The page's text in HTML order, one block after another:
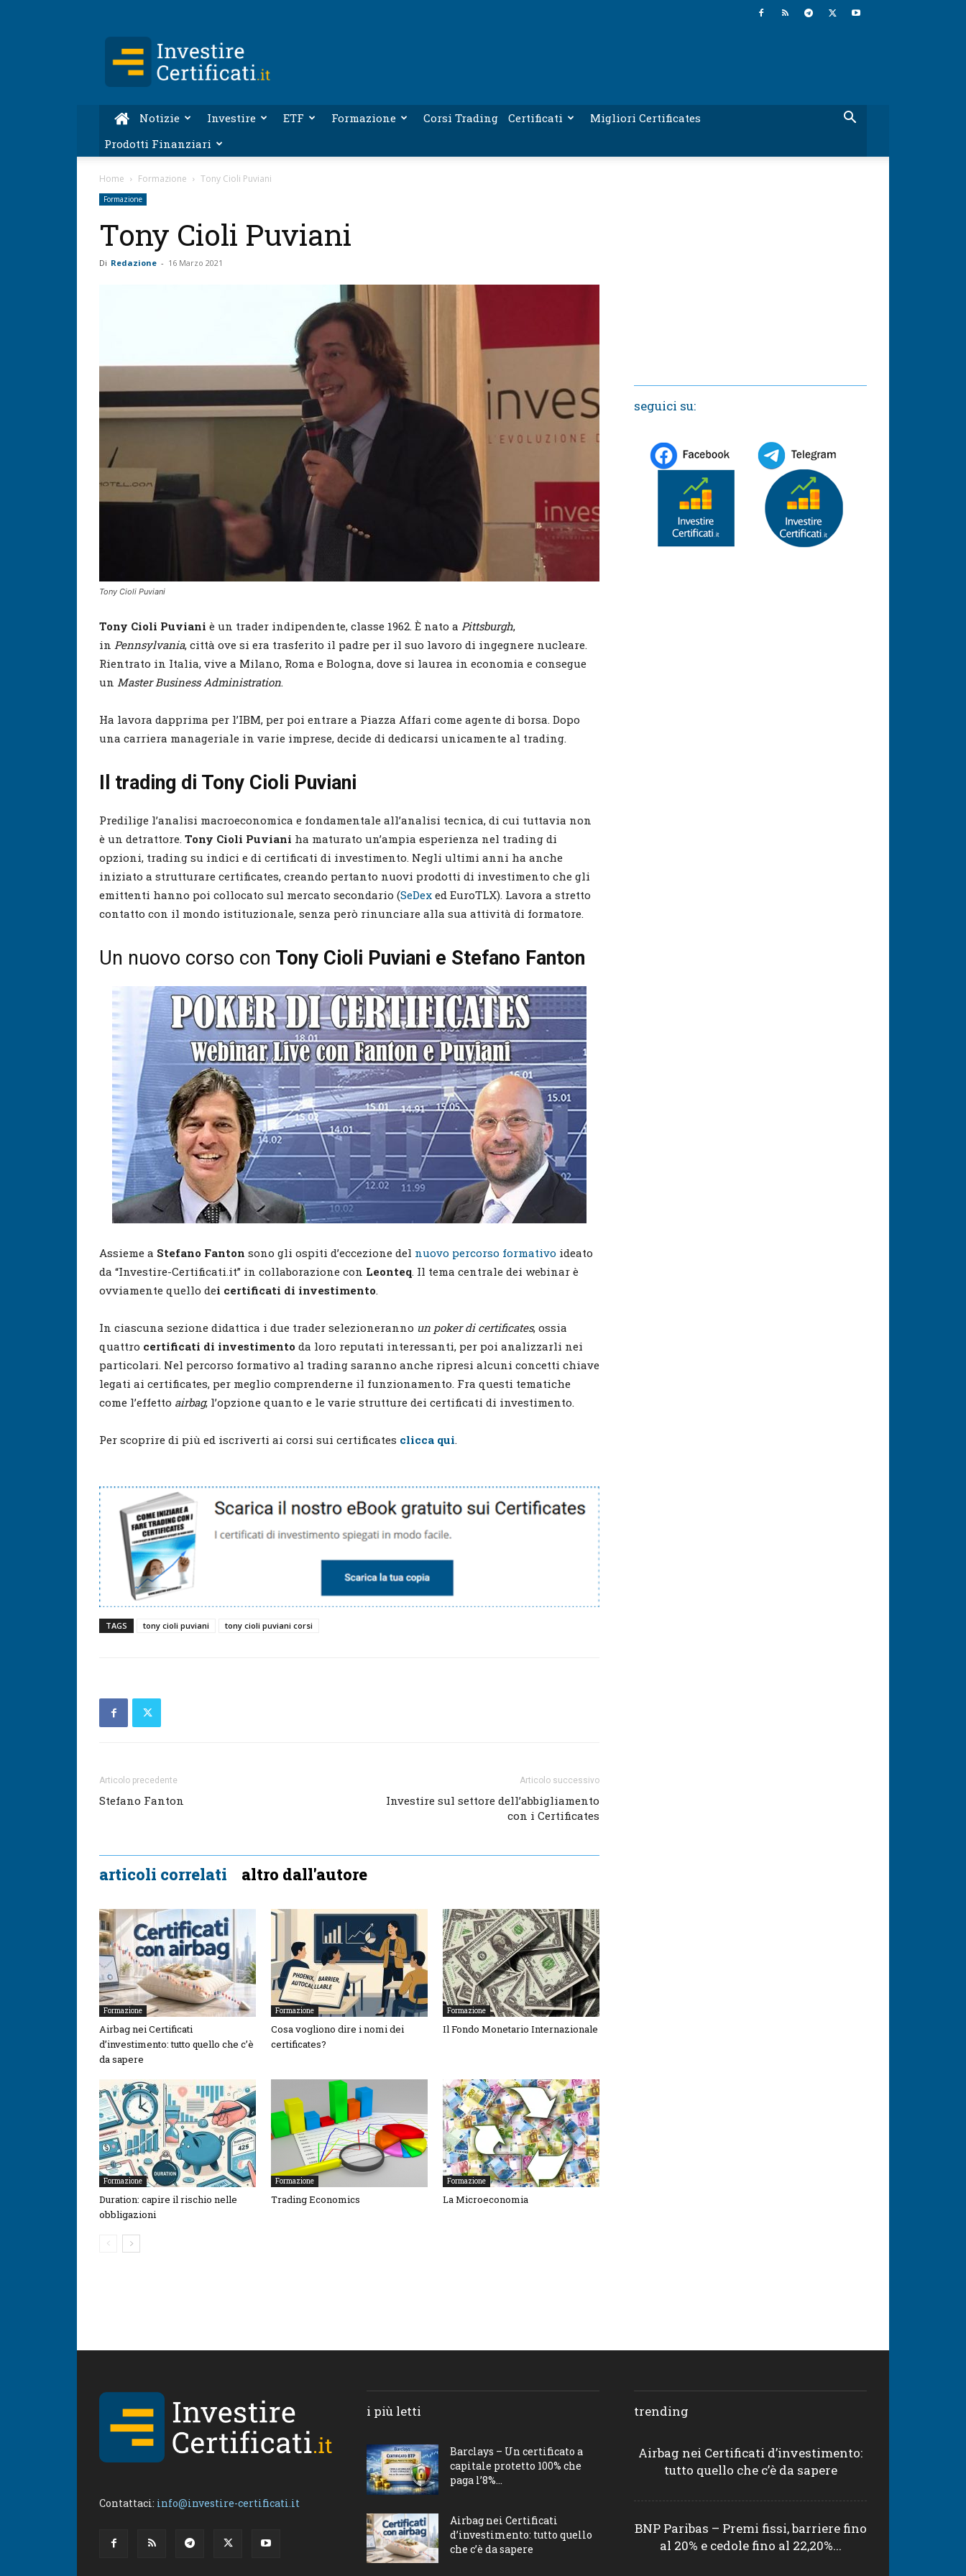
Certificati.it
Notizie Investire ETF Formazione Corsi Trading Certificati
Migliori Certificates
Prodotti Finanziari
Home Formazione Tony Cioli Puviani
Formazione
Tony Cioli Puviani
Di Redazione - 16 Marzo 2021
Tony Cioli Puviani
Tony Cioli Puviani è un trader indipendente, classe 1962. È nato a Pittsburgh,
in Pennsylvania, città ove si era trasferito il padre per il suo lavoro di ingegnere nucleare.
Rientrato in Italia, vive a Milano, Roma e Bologna, dove si laurea in economia e consegue
un Master Business Administration.
Ha lavora dapprima per l’IBM, per poi entrare a Piazza Affari come agente di borsa. Dopo
una carriera manageriale in varie imprese, decide di dedicarsi unicamente al trading.
Il trading di Tony Cioli Puviani
Predilige l’analisi macroeconomica e fondamentale all’analisi tecnica, di cui tuttavia non
è un detrattore. Tony Cioli Puviani ha maturato un’ampia esperienza nel trading di
opzioni, trading su indici e di certificati di investimento. Negli ultimi anni ha anche
iniziato a strutturare certificates, creando pertanto nuovi prodotti di investimento che gli
emittenti hanno poi collocato sul mercato secondario (SeDex ed EuroTLX). Lavora a stretto
contatto con il mondo istituzionale, senza però rinunciare alla sua attività di formatore.
Un nuovo corso con Tony Cioli Puviani e Stefano Fanton
Assieme a Stefano Fanton sono gli ospiti d’eccezione del nuovo percorso formativo ideato
da “Investire-Certificati.it” in collaborazione con Leonteq. Il tema centrale dei webinar è
ovviamente quello dei certificati di investimento.
In ciascuna sezione didattica i due trader selezioneranno un poker di certificates, ossia
quattro certificati di investimento da loro reputati interessanti, per poi analizzarli nei
particolari. Nel percorso formativo al trading saranno anche ripresi alcuni concetti chiave
legati ai certificates, per meglio comprenderne il funzionamento. Fra questi tematiche
come l’effetto airbag, l’opzione quanto e le varie strutture dei certificati di investimento.
Per scoprire di più ed iscriverti ai corsi sui certificates clicca qui.
TAGS tony cioli puviani tony cioli puviani corsi
Articolo precedente
Stefano Fanton
Articolo successivo
Investire sul settore dell’abbigliamento
con i Certificates
articoli correlati altro dall'autore
Formazione
Airbag nei Certificati
d’investimento: tutto quello che c’è
da sapere
Formazione
Cosa vogliono dire i nomi dei
certificates?
Formazione
Il Fondo Monetario Internazionale
Formazione
Duration: capire il rischio nelle
obbligazioni
Formazione
Trading Economics
Formazione
La Microeconomia
seguici su:
Contattaci: info@investire-certificati.it
i più letti
Barclays – Un certificato a
capitale protetto 100% che
paga l’8%...
Airbag nei Certificati
d’investimento: tutto quello
che c’è da sapere
trending
Airbag nei Certificati d’investimento:
tutto quello che c’è da sapere
BNP Paribas – Premi fissi, barriere fino
al 20% e cedole fino al 22,20%...